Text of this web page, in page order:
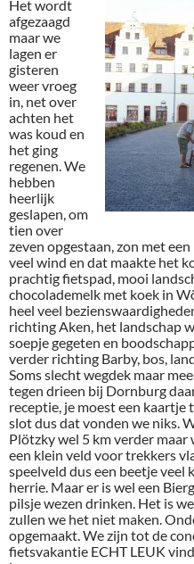
Het wordt
afgezaagd
maar we
lagen er
gisteren
weer vroeg
in, net over
achten het
was koud en
het ging
regenen. We
hebben
heerlijk
geslapen, om
tien over
zeven opgestaan, zon met
veel wind en dat maakte het
prachtig fietspad, mooi
chocolademelk met koek in
heel veel
richting Aken, het landschap
soepje gegeten en
verder richting Barby, bos,
Soms slecht wegdek maar
tegen drieen bij Dornburg
receptie, je moest een kaartje
slot dus dat vonden we niks.
Plötzky wel 5 km verder maar
een klein veld voor trekkers
speelveld dus een beetje veel
herrie. Maar er is wel een
pilsje wezen drinken. Het is
zullen we het niet maken.
opgemaakt. We zijn tot de
fietsvakantie ECHT LEUK